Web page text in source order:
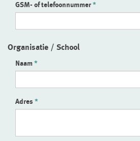
GSM- of telefoonnummer
Organisatie / School
Naam
Adres